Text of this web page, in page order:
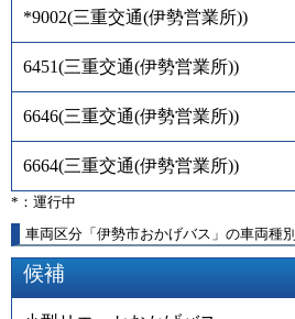
*9002(三重交通(伊勢営業所))
6451(三重交通(伊勢営業所))
6646(三重交通(伊勢営業所))
6664(三重交通(伊勢営業所))
*：運行中
車両区分「伊勢市おかげバス」の車両種別
候補